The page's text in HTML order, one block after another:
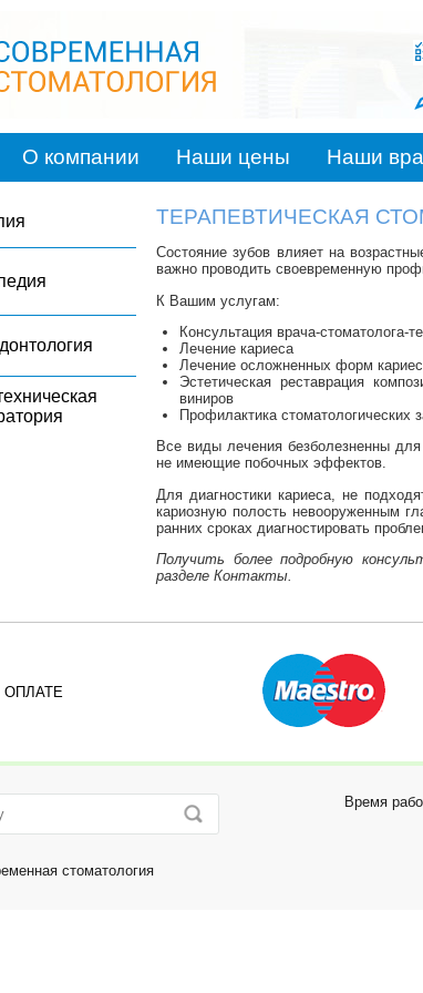
О компании Наши цены Наши
ТЕРАПЕВТИЧЕСКАЯ
Состояние зубов влияет на
важно проводить своевременную
К Вашим услугам:
Консультация врача-стоматолога-
Лечение кариеса
Лечение осложненных форм
Эстетическая реставрация
виниров
Профилактика стоматологических
Все виды лечения безболезненны
не имеющие побочных эффектов.
Для диагностики кариеса, не
кариозную полость невооруженным
ранних сроках диагностировать
Получить более подробную
разделе Контакты.
ОПЛАТЕ
стоматология
Время